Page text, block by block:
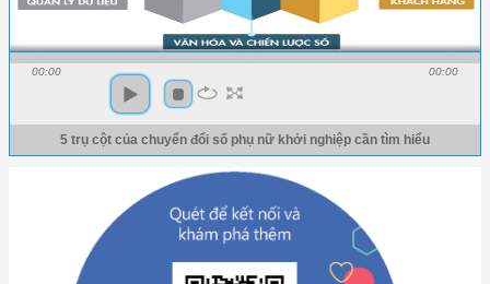
00:00 00:00
5 trụ cột của chuyển đổi số phụ nữ khởi nghiệp cần tìm hiểu